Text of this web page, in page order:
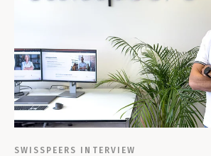
SWISSPEERS INTERVIEW